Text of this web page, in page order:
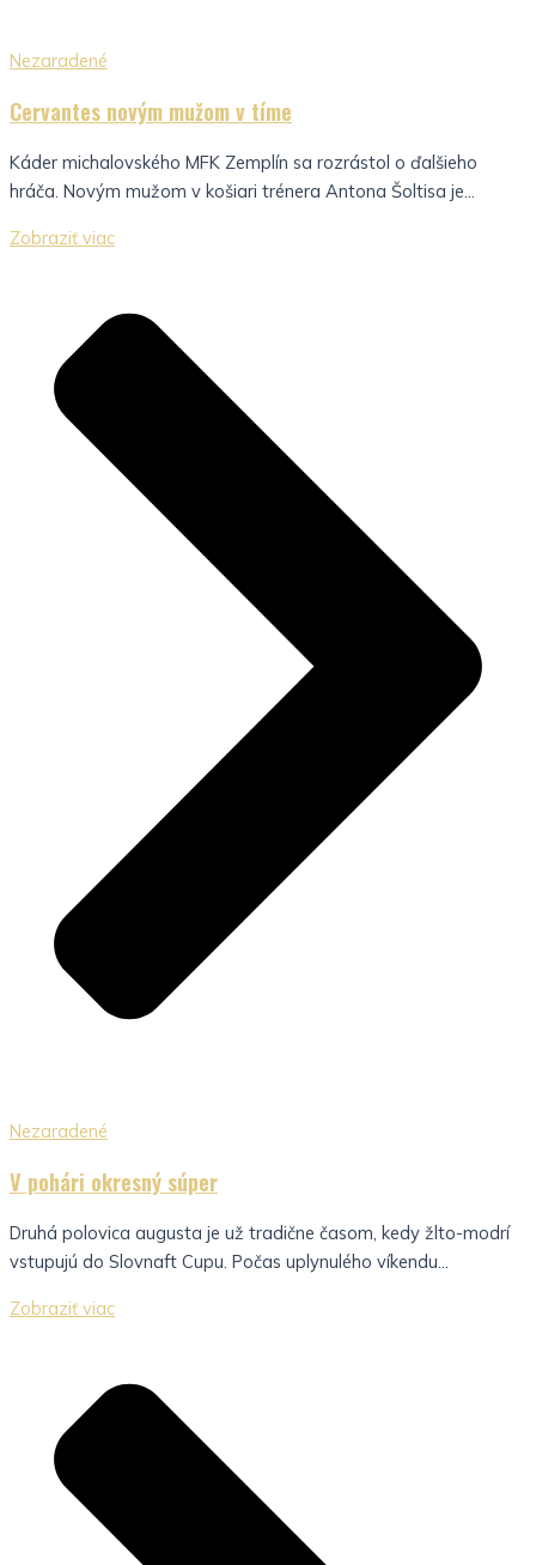
Nezaradené
Cervantes novým mužom v tíme
Káder michalovského MFK Zemplín sa rozrástol o ďalšieho
hráča. Novým mužom v košiari trénera Antona Šoltisa je...
Zobraziť viac
Nezaradené
V pohári okresný súper
Druhá polovica augusta je už tradične časom, kedy žlto-modrí
vstupujú do Slovnaft Cupu. Počas uplynulého víkendu...
Zobraziť viac